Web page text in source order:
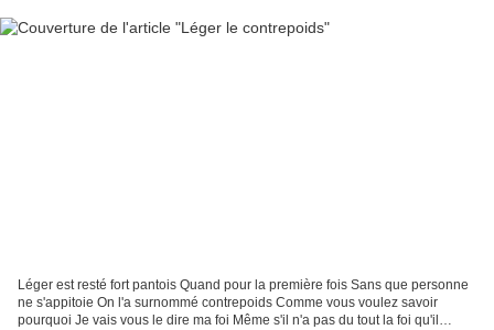
Léger est resté fort pantois Quand pour la première fois Sans que personne
ne s'appitoie On l'a surnommé contrepoids Comme vous voulez savoir
pourquoi Je vais vous le dire ma foi Même s'il n'a pas du tout la foi qu'il